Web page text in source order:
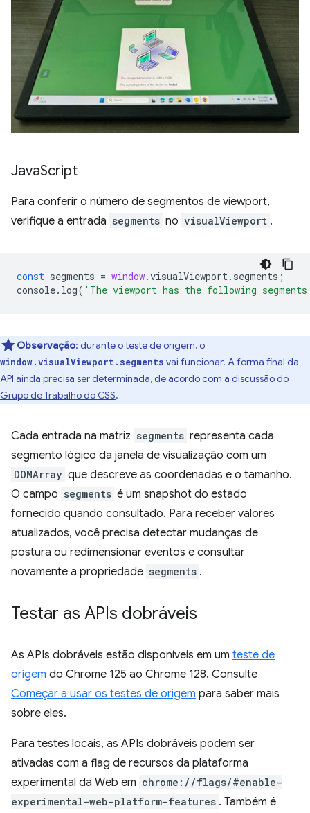
JavaScript
Para conferir o número de segmentos de viewport,
verifique a entrada segments no visualViewport .
const segments = window.visualViewport . segments ;
console. log( 'The viewport has the following
Observação: durante o teste de origem, o
window.visualViewport.segments vai funcionar. A forma final da
API ainda precisa ser determinada, de acordo com a discussão do
Grupo de Trabalho do CSS.
Cada entrada na matriz segments representa cada
segmento lógico da janela de visualização com um
DOMArray que descreve as coordenadas e o tamanho.
O campo segments é um snapshot do estado
fornecido quando consultado. Para receber valores
atualizados, você precisa detectar mudanças de
postura ou redimensionar eventos e consultar
novamente a propriedade segments .
Testar as APIs dobráveis
As APIs dobráveis estão disponíveis em um teste de
origem do Chrome 125 ao Chrome 128. Consulte
Começar a usar os testes de origem para saber mais
sobre eles.
Para testes locais, as APIs dobráveis podem ser
ativadas com a flag de recursos da plataforma
experimental da Web em chrome://flags/#enable-
experimental-web-platform-features . Também é